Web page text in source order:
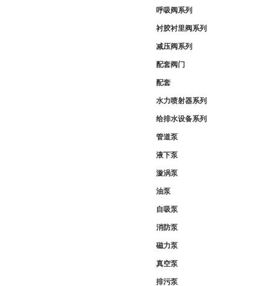
呼吸阀系列
衬胶衬里阀系列
减压阀系列
配套阀门
配套
水力喷射器系列
给排水设备系列
管道泵
液下泵
漩涡泵
油泵
自吸泵
消防泵
磁力泵
真空泵
排污泵